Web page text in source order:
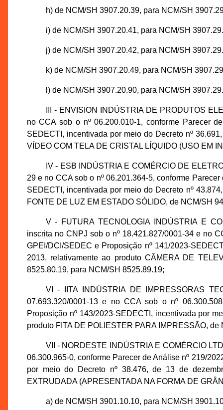
h) de NCM/SH 3907.20.39, para NCM/SH
i) de NCM/SH 3907.20.41, para NCM/SH
j) de NCM/SH 3907.20.42, para NCM/SH
k) de NCM/SH 3907.20.49, para NCM/SH
l) de NCM/SH 3907.20.90, para NCM/SH
III - ENVISION INDÚSTRIA DE PRODUTOS
no CCA sob o nº 06.200.010-1, conforme Parecer
SEDECTI, incentivada por meio do Decreto nº
VÍDEO COM TELA DE CRISTAL LÍQUIDO (USO EM
IV - ESB INDÚSTRIA E COMÉRCIO DE
29 e no CCA sob o nº 06.201.364-5, conforme
SEDECTI, incentivada por meio do Decreto nº
FONTE DE LUZ EM ESTADO SÓLIDO, de NCM/SH
V - FUTURA TECNOLOGIA INDÚSTRIA E
inscrita no CNPJ sob o nº 18.421.827/0001-34 e no
GPEI/DCI/SEDEC e Proposição nº 141/2023-
2013, relativamente ao produto CÂMERA DE
8525.80.19, para NCM/SH 8525.89.19;
VI - IITA INDÚSTRIA DE IMPRESSORAS
07.693.320/0001-13 e no CCA sob o nº
Proposição nº 143/2023-SEDECTI, incentivada por
produto FITA DE POLIESTER PARA IMPRESSÃO,
VII - NORDESTE INDÚSTRIA E COMÉRCIO
06.300.965-0, conforme Parecer de Análise nº 219/
por meio do Decreto nº 38.476, de 13 de
EXTRUDADA (APRESENTADA NA FORMA DE
a) de NCM/SH 3901.10.10, para NCM/SH